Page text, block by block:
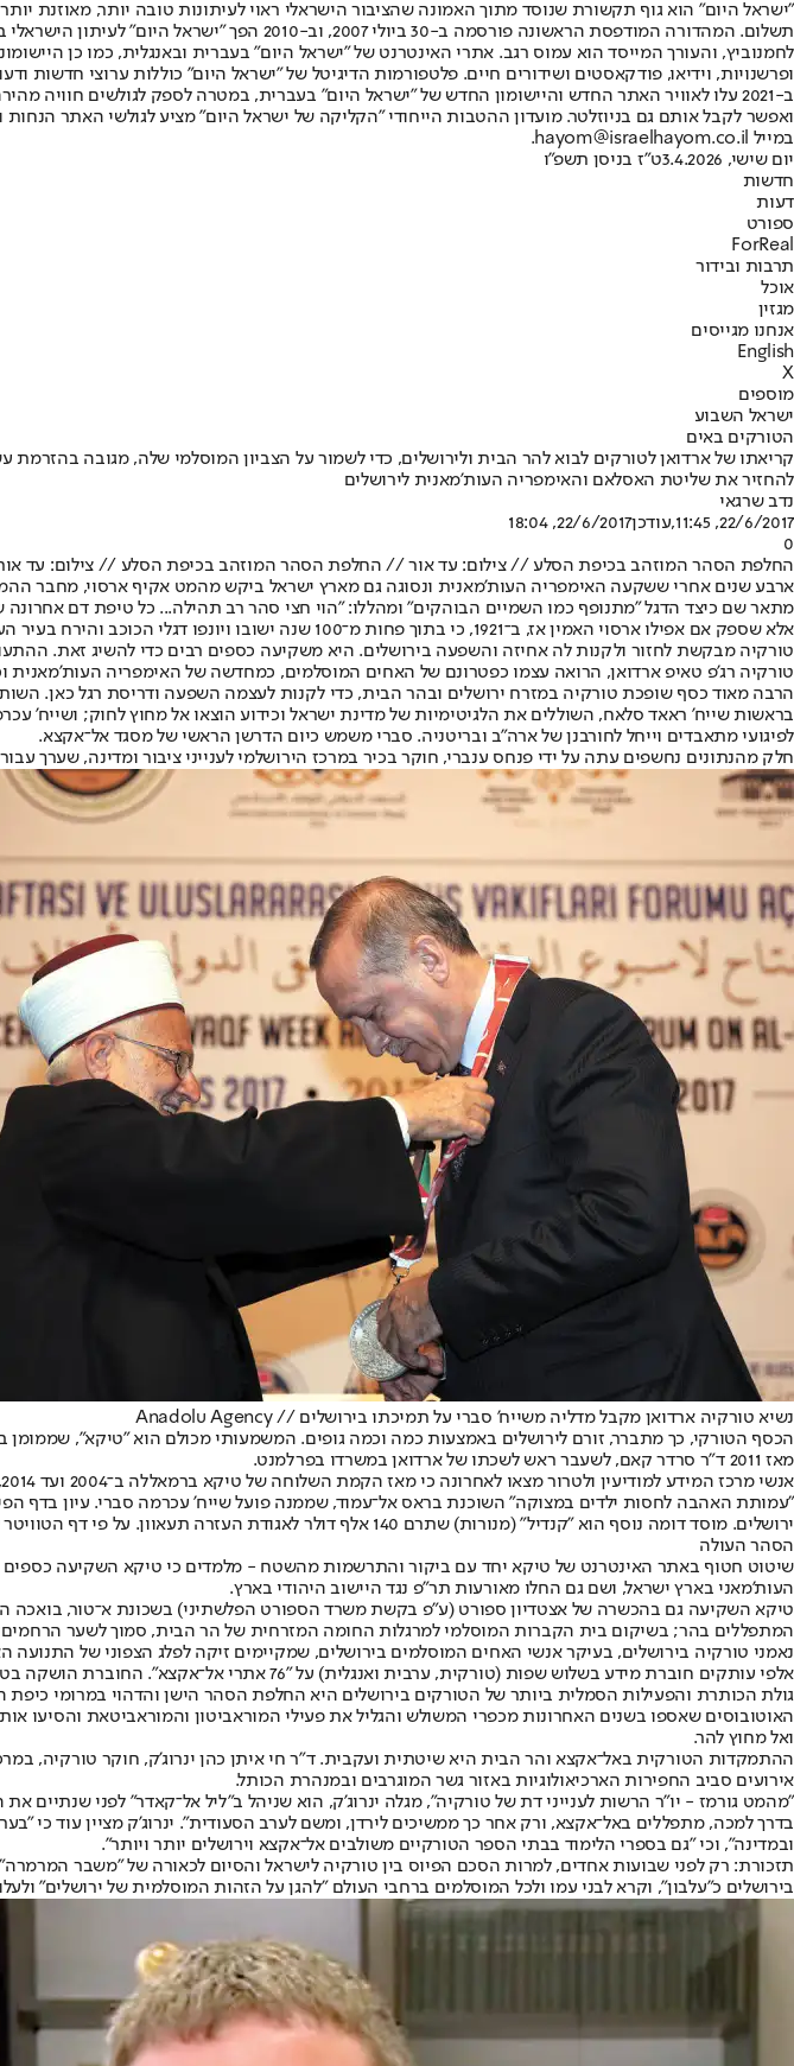
"ישראל היום" הוא גוף תקשורת שנוסד מתוך האמונה שהציבור הישראלי ראוי לעיתונות טובה יותר, מאוזנת
תשלום. המהדורה המודפסת הראשונה פורסמה ב-30
ופרשנויות, וידיאו, פודקאסטים ושידורים חיים. פלטפורמות הדיגיטל של "ישראל היום" כוללות ערוצי חדשות
ב-2021 עלו לאוויר האתר החדש והיישומון החדש של "ישראל היום" בעברית, במטרה לספק לגולשים
ואפשר לקבל אותם גם בניוזלטר. מועדון ההטבות הייחודי "הקליקה של ישראל היום" מציע לגולשי האתר
במייל hayom@israelhayom.co.il.
יום שישי, 3.4.2026
ט"ז בניסן תשפ"ו
חדשות
דעות
ספורט
ForReal
תרבות ובידור
אוכל
מגזין
אנחנו מגייסים
English
X
מוספים
ישראל השבוע
הטורקים באים
קריאתו של ארדואן לטורקים לבוא להר הבית ולירושלים, כדי לשמור על הצביון המוסלמי שלה, מגובה
להחזיר את שליטת האסלאם והאימפריה העות'מאנית לירושלים
נדב שרגאי
22/6/2017, 11:45
,עודכן22/6/2017, 18:04
0
החלפת הסהר המוזהב בכיפת הסלע // צילום: עד אור // החלפת הסהר המוזהב בכיפת הסלע // צילום: עד
ארבע שנים אחרי ששקעה האימפריה העות'מאנית ונסוגה גם מארץ ישראל ביקש מהמט אקיף ארסוי, מחבר
מתאר שם כיצד הדגל "מתנופף כמו השמיים הבוהקים" ומהללו: "הוי חצי סהר רב תהילה... כל טיפת דם אחרונה
אלא שספק אם אפילו ארסוי האמין אז, ב־1921, כי בתוך פחות מ־100 שנה ישובו ויונפו דגלי הכוכב והירח בעיר העתיקה של ירושלים ובהר הבית, ועוד תחת שלטונה של מדינת היהודים.
טורקיה מבקשת לחזור ולקנות לה אחיזה והשפעה בירושלים. היא משקיעה כספים רבים כדי להשיג זאת.
טורקיה רג'פ טאיפ ארדואן, הרואה עצמו כפטרונם של האחים המוסלמים, כמחדשה של האימפריה העות'מאנית
הרבה מאוד כסף שופכת טורקיה במזרח ירושלים ובהר הבית, כדי לקנות לעצמה השפעה ודריסת רגל כאן.
בראשות שייח' ראאד סלאח, השוללים את הלגיטימיות של מדינת ישראל וכידוע הוצאו אל מחוץ לחוק; ושייח'
לפיגועי מתאבדים וייחל לחורבנן של ארה"ב ובריטניה. סברי משמש כיום הדרשן הראשי של מסגד אל־אקצא.
חלק מהנתונים נחשפים עתה על ידי פנחס ענברי, חוקר בכיר במרכז הירושלמי לענייני ציבור ומדינה, שערך
נשיא טורקיה ארדואן מקבל מדליה משייח' סברי על תמיכתו בירושלים // Anadolu Agency
מאז 2011 ד"ר סרדר קאם, לשעבר ראש לשכתו של ארדואן במשרדו בפרלמנט.
"עמותת האהבה לחסות ילדים במצוקה" השוכנת בראס אל־עמוד, שממנה פועל שייח' עכרמה סברי. עיון בדף
ירושלים. מוסד דומה נוסף הוא "קנדיל" (מנורות) שתרם 140 אלף דולר לאגודת העזרה תעאוון. על פי דף הטוויטר של קנדיל, ירושלים היא שעומדת בראש מעייניו, "על פי ערכי האחים המוסלמים ובעיקר רחבת אל־אקצא".
הסהר העולה
שיטוט חטוף באתר האינטרנט של טיקא יחד עם ביקור והתרשמות מהשטח - מלמדים כי טיקא השקיעה כספים
העות'מאני בארץ ישראל, ושם גם החלו מאורעות תר"פ נגד היישוב היהודי בארץ.
טיקא השקיעה גם בהכשרה של אצטדיון ספורט (ע"פ בקשת משרד הספורט הפלשתיני) בשכונת א־טור, בואכה
המתפללים בהר; בשיקום בית הקברות המוסלמי למרגלות החומה המזרחית של הר הבית, סמוך לשער
נאמני טורקיה בירושלים, בעיקר אנשי האחים המוסלמים בירושלים, שמקיימים זיקה לפלג הצפוני של
אלפי עותקים חוברת מידע בשלוש שפות (טורקית, ערבית ואנגלית) על "76 אתרי אל־אקצא". החוברת הושקה בטקס חגיגי שבו השתתפו אנשי הוואקף ונציגים טורקים ופלשתינים.
גולת הכותרת והפעילות הסמלית ביותר של הטורקים בירושלים היא החלפת הסהר הישן והדהוי במרומי
האוטובוסים שאספו בשנים האחרונות מכפרי המשולש והגליל את פעילי המוראביטון והמוראביטאת
ואל מחוץ להר.
ההתמקדות הטורקית באל־אקצא והר הבית היא שיטתית ועקבית. ד"ר חי איתן כהן ינרוג'ק, חוקר טורקיה,
אירועים סביב החפירות הארכיאולוגיות באזור גשר המוגרבים ובמנהרת הכותל.
"מהמט גורמז - יו"ר הרשות לענייני דת של טורקיה", מגלה ינרוג'ק, הוא שניהל ב"ליל אל־קאדר" לפני
בדרך למכה, מתפללים באל־אקצא, ורק אחר כך ממשיכים לירדן, ומשם לערב הסעודית". ינרוג'ק מציין עוד כי
ובמדינה", וכי "גם בספרי הלימוד בבתי הספר הטורקיים משולבים אל־אקצא וירושלים יותר ויותר".
תזכורת: רק לפני שבועות אחדים, למרות הסכם הפיוס בין טורקיה לישראל והסיום לכאורה של "משבר
בירושלים כ"עלבון", וקרא לבני עמו ולכל המוסלמים ברחבי העולם "להגן על הזהות המוסלמית של ירושלים"